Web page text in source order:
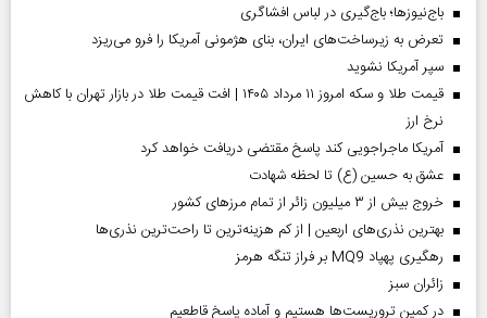
باج‌نیوزها؛ باج‌گیری در لباس افشاگری
تعرض به زیرساخت‌های ایران، بنای هژمونی آمریکا را فرو می‌ریزد
سپر آمریکا نشوید
قیمت طلا و سکه امروز ۱۱ مرداد ۱۴۰۵ | افت قیمت طلا در بازار تهران با کاهش
نرخ ارز
آمریکا ماجراجویی کند پاسخ مقتضی دریافت خواهد کرد
عشق به حسین (ع) تا لحظه شهادت
خروج بیش از ۳ میلیون زائر از تمام مرز‌های کشور
بهترین نذری‌های اربعین | از کم هزینه‌ترین تا راحت‌ترین نذری‌ها
رهگیری پهپاد MQ9 بر فراز تنگه هرمز
‌زائران سبز
در کمین تروریست‌ها هستیم و آماده پاسخ قاطعیم